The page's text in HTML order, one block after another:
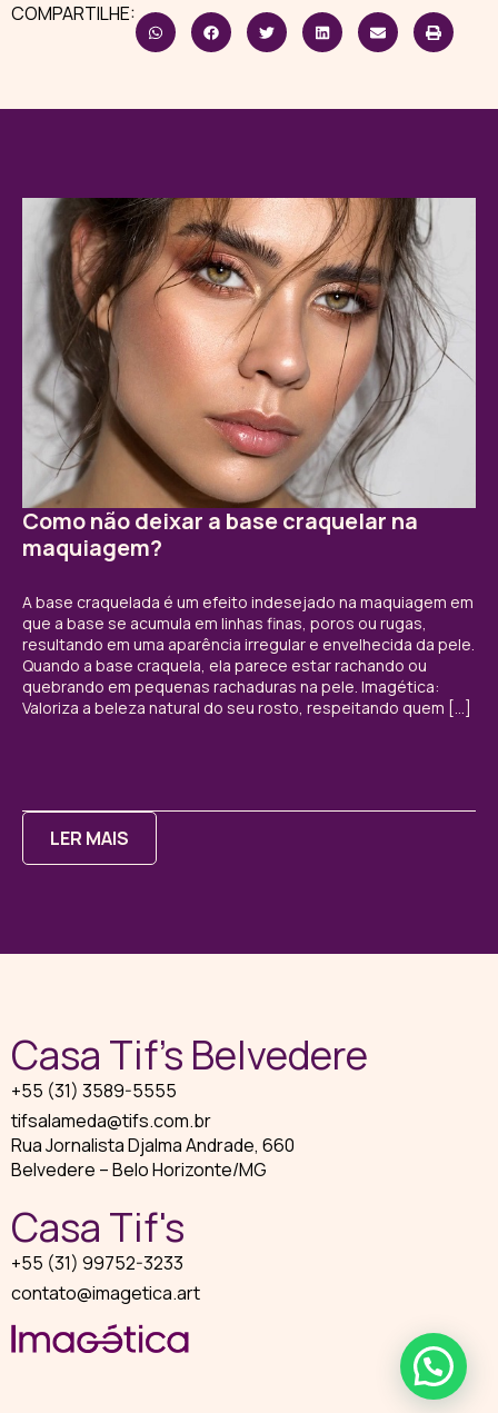
COMPARTILHE:
Como não deixar a base craquelar na
maquiagem?
A base craquelada é um efeito indesejado na maquiagem em
que a base se acumula em linhas finas, poros ou rugas,
resultando em uma aparência irregular e envelhecida da pele.
Quando a base craquela, ela parece estar rachando ou
quebrando em pequenas rachaduras na pele. Imagética:
Valoriza a beleza natural do seu rosto, respeitando quem […]
LER MAIS
Casa Tif's
+55 (31) 99752-3233
contato@imagetica.art
Casa Tif’s Belvedere
+55 (31) 3589-5555
tifsalameda@tifs.com.br
Rua Jornalista Djalma Andrade, 660
Belvedere – Belo Horizonte/MG